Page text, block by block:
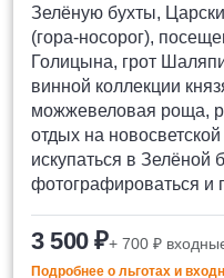
Зелёную бухты,
(гора-носорог),
Голицына, грот
винной коллекции
можжевеловая роща,
отдых на
искупаться в Зелёной
фотографироваться и
3 500 ₽+ 700 ₽
Подробнее о льготах и